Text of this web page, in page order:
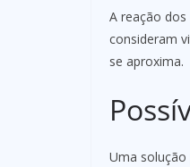
A reação
consideram
se aproxima.
Uma